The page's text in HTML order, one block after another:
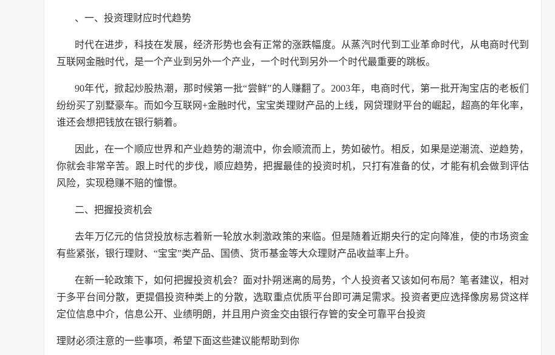
、一、投资理财应时代趋势
时代在进步，科技在发展，经济形势也会有正常的涨跌幅度。从蒸汽时代到工业革命时代，从电商时代到
互联网金融时代，是一个产业到另外一个产业，一个时代到另外一个时代最重要的跳板。
90年代，掀起炒股热潮，那时候第一批“尝鲜”的人赚翻了。2003年，电商时代，第一批开淘宝店的老板们
纷纷买了别墅豪车。而如今互联网+金融时代，宝宝类理财产品的上线，网贷理财平台的崛起，超高的年化率，
谁还会想把钱放在银行躺着。
因此，在一个顺应世界和产业趋势的潮流中，你会顺流而上，势如破竹。相反，如果是逆潮流、逆趋势，
你就会非常辛苦。跟上时代的步伐，顺应趋势，把握最佳的投资时机，只打有准备的仗，才能有机会做到评估
风险，实现稳赚不赔的憧憬。
二、把握投资机会
去年万亿元的信贷投放标志着新一轮放水刺激政策的来临。但是随着近期央行的定向降准，使的市场资金
有些紧张，银行理财、“宝宝”类产品、国债、货币基金等大众理财产品收益率上升。
在新一轮政策下，如何把握投资机会？面对扑朔迷离的局势，个人投资者又该如何布局？笔者建议，相对
于多平台间分散，更提倡投资种类上的分散，选取重点优质平台即可满足需求。投资者更应选择像房易贷这样
定位信息中介，信息公开、业绩明朗，并且用户资金交由银行存管的安全可靠平台投资
理财必须注意的一些事项，希望下面这些建议能帮助到你